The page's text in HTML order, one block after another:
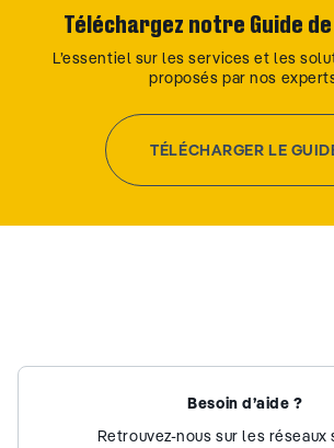
Téléchargez notre Guide
L’essentiel sur les services et les
proposés par nos
TÉLÉCHARGER LE
Besoin d’aide ?
Retrouvez-nous sur les réseaux